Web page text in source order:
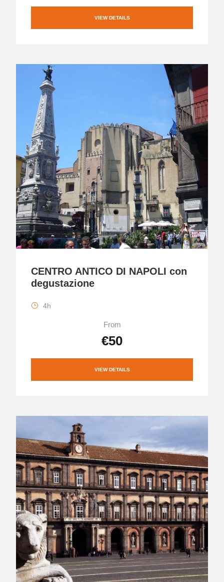
VIEW DETAILS
CENTRO ANTICO DI NAPOLI con
degustazione
4h
From
€50
VIEW DETAILS